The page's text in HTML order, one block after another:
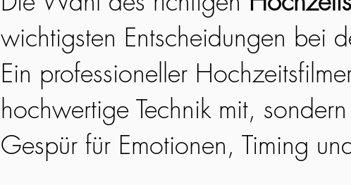
wichtigsten Entscheidungen bei
Ein professioneller
hochwertige Technik mit,
Gespür für Emotionen, Timing